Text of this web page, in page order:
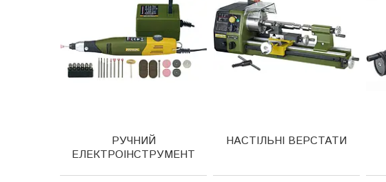
РУЧНИЙ
ЕЛЕКТРОІНСТРУМЕНТ
НАСТІЛЬНІ ВЕРСТАТИ